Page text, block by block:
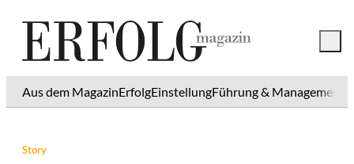
Aus dem MagazinErfolgEinstellungFührung & Management
Story